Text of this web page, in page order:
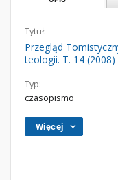
Tytuł:
Przegląd
teologii. T. 14 (2008)
Typ:
czasopismo
Więcej